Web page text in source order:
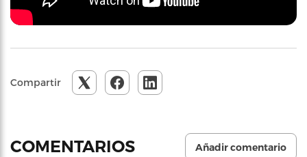
Compartir
COMENTARIOS Añadir comentario